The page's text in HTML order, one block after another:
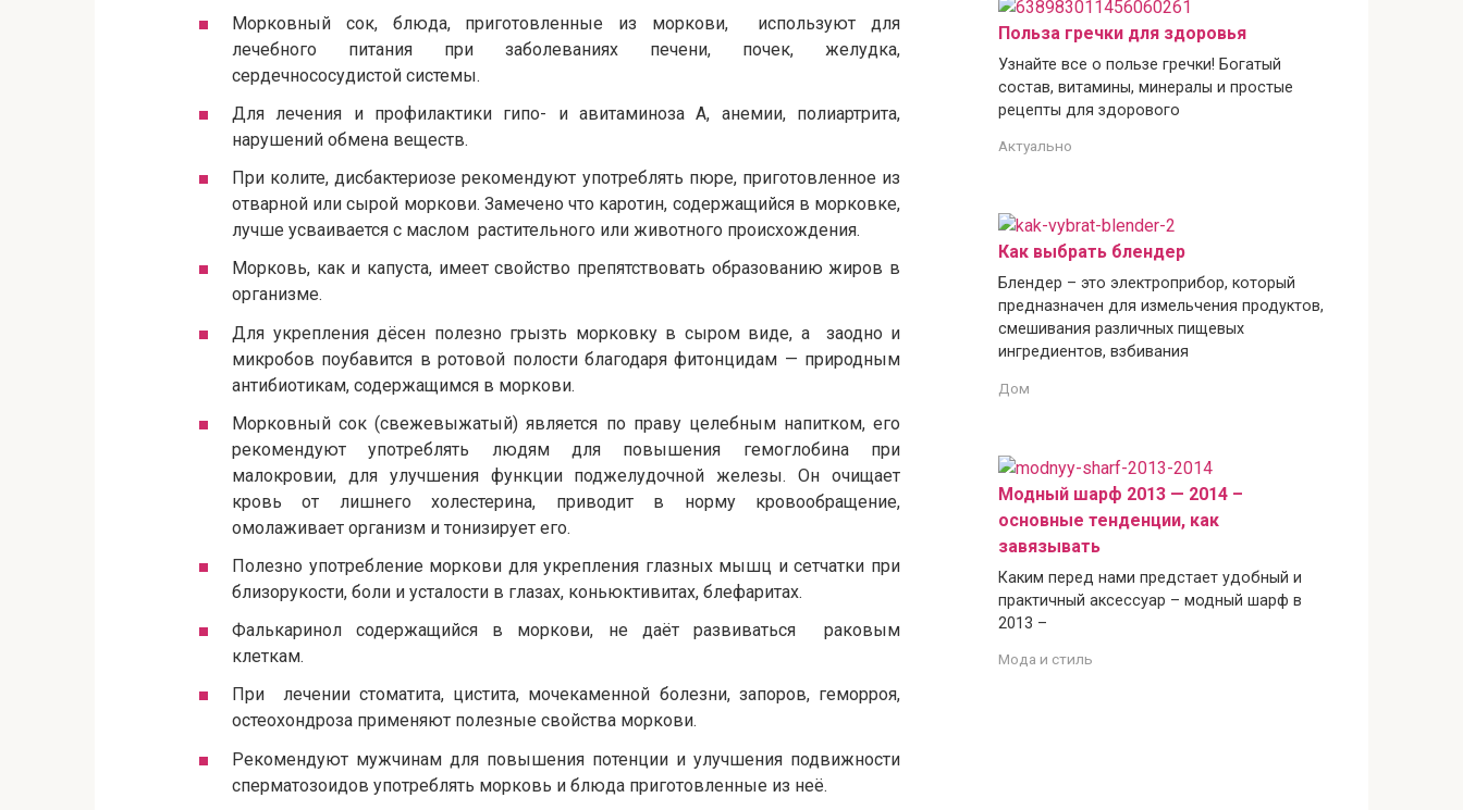
Морковный сок, блюда, приготовленные из моркови, используют для
лечебного питания при заболеваниях печени, почек, желудка,
сердечнососудистой системы.
Для лечения и профилактики гипо- и авитаминоза А, анемии, полиартрита,
нарушений обмена веществ.
При колите, дисбактериозе рекомендуют употреблять пюре, приготовленное из
отварной или сырой моркови. Замечено что каротин, содержащийся в морковке,
лучше усваивается с маслом растительного или животного происхождения.
Морковь, как и капуста, имеет свойство препятствовать образованию жиров в
организме.
Для укрепления дёсен полезно грызть морковку в сыром виде, а заодно и
микробов поубавится в ротовой полости благодаря фитонцидам — природным
антибиотикам, содержащимся в моркови.
Морковный сок (свежевыжатый) является по праву целебным напитком, его
рекомендуют употреблять людям для повышения гемоглобина при
малокровии, для улучшения функции поджелудочной железы. Он очищает
кровь от лишнего холестерина, приводит в норму кровообращение,
омолаживает организм и тонизирует его.
Полезно употребление моркови для укрепления глазных мышц и сетчатки при
близорукости, боли и усталости в глазах, коньюктивитах, блефаритах.
Фалькаринол содержащийся в моркови, не даёт развиваться раковым
клеткам.
При лечении стоматита, цистита, мочекаменной болезни, запоров, геморроя,
остеохондроза применяют полезные свойства моркови.
Рекомендуют мужчинам для повышения потенции и улучшения подвижности
сперматозоидов употреблять морковь и блюда приготовленные из неё.
Польза гречки для здоровья
Узнайте все о пользе гречки! Богатый
состав, витамины, минералы и простые
рецепты для здорового
Актуально
Как выбрать блендер
Блендер – это электроприбор, который
предназначен для измельчения продуктов,
смешивания различных пищевых
ингредиентов, взбивания
Дом
Модный шарф 2013 — 2014 –
основные тенденции, как
завязывать
Каким перед нами предстает удобный и
практичный аксессуар – модный шарф в
2013 –
Мода и стиль